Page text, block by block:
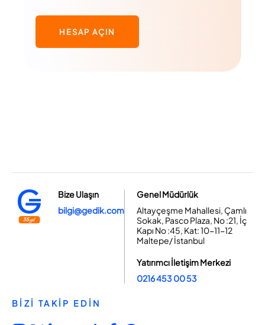
HESAP AÇIN
Bize Ulaşın
bilgi@gedik.com
Genel Müdürlük
Altayçeşme Mahallesi, Çamlı
Sokak, Pasco Plaza, No :21, İç
Kapı No :45, Kat: 10-11-12
Maltepe/ İstanbul
Yatırımcı İletişim Merkezi
0216 453 00 53
BİZİ TAKİP EDİN